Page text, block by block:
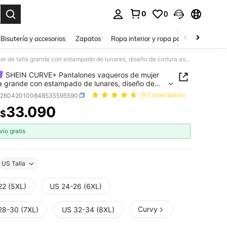
0 0
Bisutería y accesorios Zapatos Ropa interior y ropa para dormir
SHEIN CURVE+ Pantalones vaqueros de mujer de talla grande con estampado de lunares, diseño de cintura asimétrica
SHEIN CURVE+ Pantalones vaqueros de mujer
grande con estampado de lunares, diseño de
asimétrica
(9 Comentarios)
AND AVAILABILITY
$33.090
gratis
US Talla
(5XL) US 24-26 (6XL)
30 (7XL) US 32-34 (8XL) Curvy